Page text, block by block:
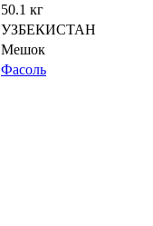
50.1 кг
УЗБЕКИСТАН
Мешок
Фасоль